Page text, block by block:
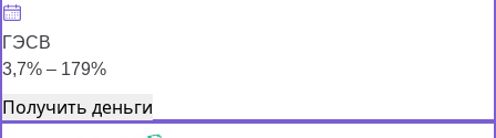
ГЭСВ
3,7% – 179%
Получить деньги